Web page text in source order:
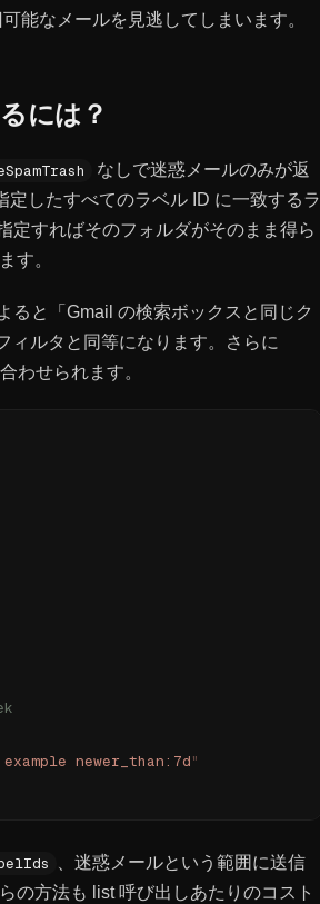
能なメールを見逃してしまいます。
には？
なしで迷惑メールのみが返
定したすべてのラベル ID に一致するラ
定すればそのフォルダがそのまま得ら
す。
ると「Gmail の検索ボックスと同じク
ィルタと同等になります。さらに
わせられます。
newer_than:7d"
、迷惑メールという範囲に送信
の方法も list 呼び出しあたりのコスト